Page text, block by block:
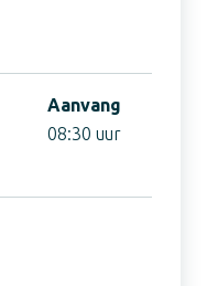
Aanvang
08:30 uur